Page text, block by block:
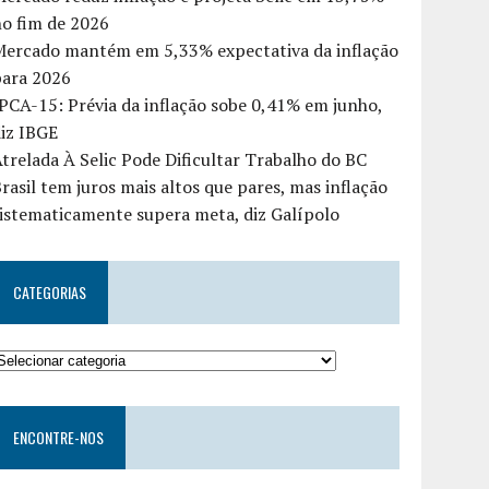
fim de 2026
mantém em 5,33% expectativa da inflação
2026
15: Prévia da inflação sobe 0,41% em junho,
IBGE
À Selic Pode Dificultar Trabalho do BC
tem juros mais altos que pares, mas inflação
supera meta, diz Galípolo
CATEGORIAS
ENCONTRE-NOS